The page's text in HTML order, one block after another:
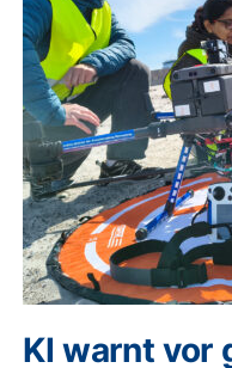
KI warnt vor